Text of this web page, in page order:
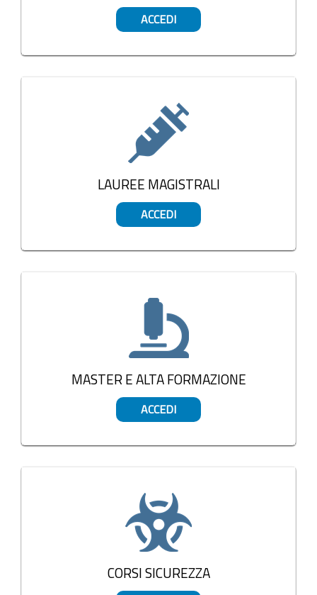
ACCEDI
LAUREE MAGISTRALI
ACCEDI
MASTER E ALTA FORMAZIONE
ACCEDI
CORSI SICUREZZA